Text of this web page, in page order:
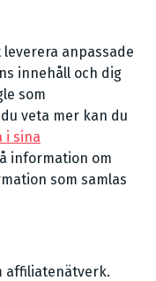
anpassade
innehåll och dig
som
veta mer kan du
i sina
information om
som samlas
affiliatenätverk.